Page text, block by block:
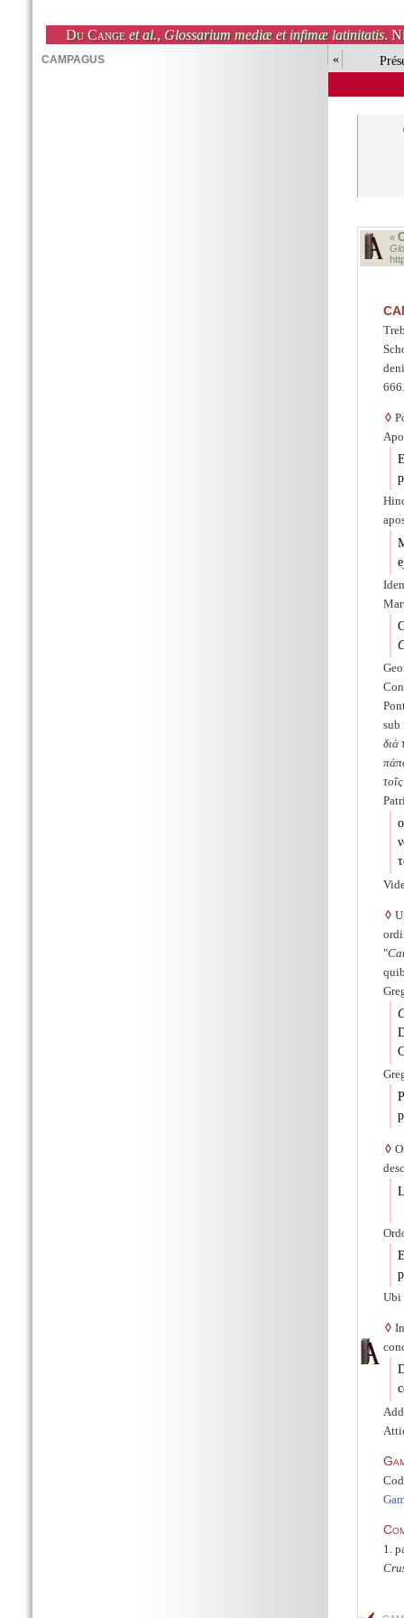
Du Cange et al., Glossarium mediæ et infimæ latinitatis.
«
«
◊
sub
διὰ
◊
◊
◊
1.